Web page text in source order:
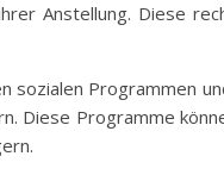
Anstellung. Diese
sozialen Programmen
Diese Programme